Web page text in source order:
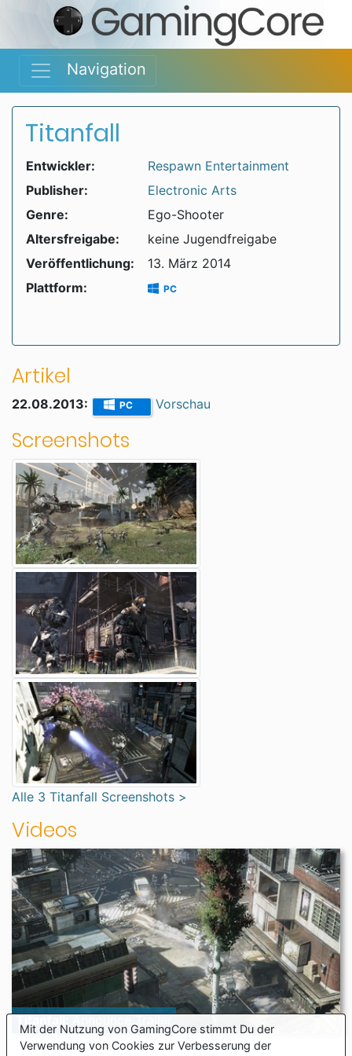
Mit der Nutzung von GamingCore stimmt Du der
Verwendung von Cookies zur Verbesserung der
Navigation
Titanfall
Entwickler:
Respawn Entertainment
Publisher:
Electronic Arts
Genre:
Ego-Shooter
Altersfreigabe:
keine Jugendfreigabe
Veröffentlichung:
13. März 2014
Plattform:
PC
Artikel
22.08.2013: PC Vorschau
Screenshots
Alle 3 Titanfall Screenshots >
Videos